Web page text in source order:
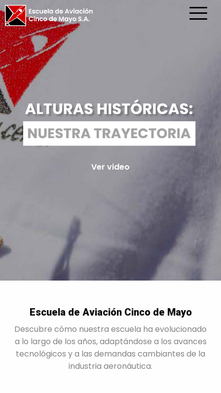
Ver video
Escuela de Aviación Cinco de Mayo
Descubre cómo nuestra escuela ha evolucionado
a lo largo de los años, adaptándose a los avances
tecnológicos y a las demandas cambiantes de la
industria aeronáutica.